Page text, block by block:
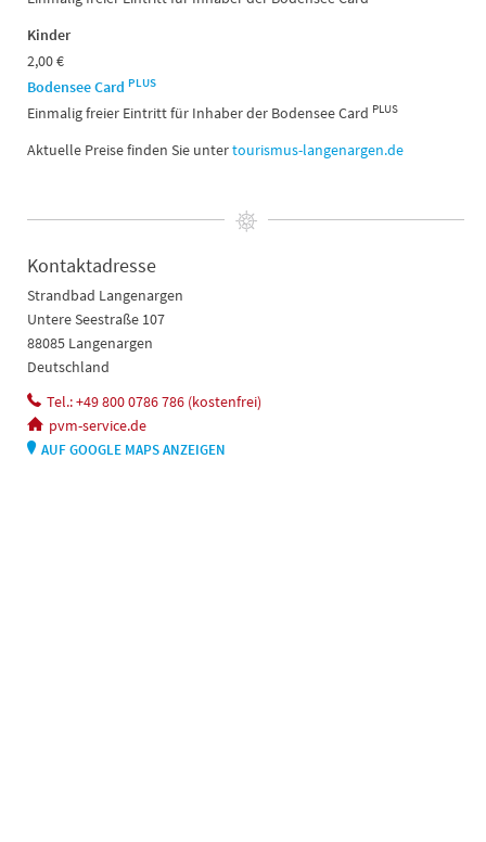
Kinder
2,00 €
Bodensee Card PLUS
Einmalig freier Eintritt für Inhaber der Bodensee Card PLUS
Aktuelle Preise finden Sie untertourismus-langenargen.de
Kontaktadresse
Strandbad Langenargen
Untere Seestraße 107
88085 Langenargen
Deutschland
Tel.: +49 800 0786 786 (kostenfrei)
pvm-service.de
AUF GOOGLE MAPS ANZEIGEN